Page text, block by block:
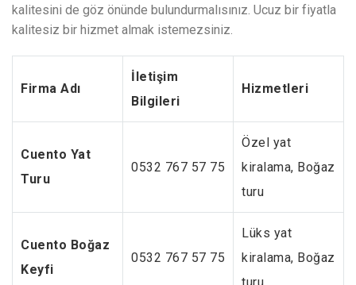
kalitesini de göz önünde bulundurmalısınız. Ucuz bir fiyatla
kalitesiz bir hizmet almak istemezsiniz.
Firma Adı
İletişim
Bilgileri
Hizmetleri
Cuento Yat
Turu
0532 767 57 75
Özel yat
kiralama, Boğaz
turu
Cuento Boğaz
Keyfi
0532 767 57 75
Lüks yat
kiralama, Boğaz
turu